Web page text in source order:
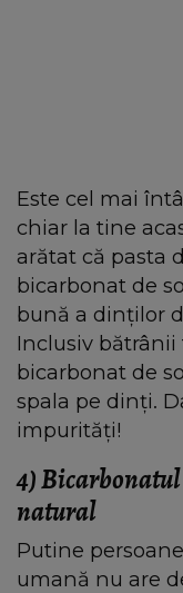
Este cel mai
chiar la tine
arătat că pasta
bicarbonat de
bună a dinților
Inclusiv
bicarbonat de
spala pe dinți.
impurități!
4)Bicarbonatul
natural
Putine
umană nu are